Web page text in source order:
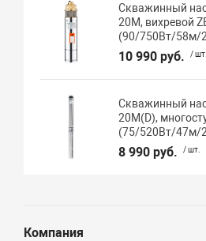
Скважинный
20M, вихревой
(90/750Вт/58м/
10 990 руб. / шт.
Скважинный
20M(D),
(75/520Вт/47м/
8 990 руб. / шт.
Компания